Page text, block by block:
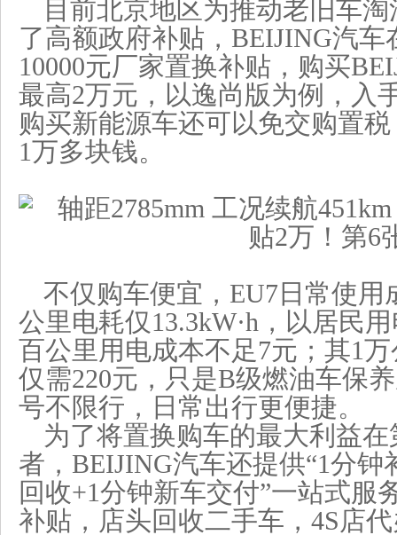
目前北京地区为推动老旧车
了高额政府补贴，BEIJING汽车
10000元厂家置换补贴，购买
最高2万元，以逸尚版为例，入
购买新能源车还可以免交购置
1万多块钱。
不仅购车便宜，EU7日常使用
公里电耗仅13.3kW·h，以居民
百公里用电成本不足7元；其1
仅需220元，只是B级燃油车保
号不限行，日常出行更便捷。
为了将置换购车的最大利益
者，BEIJING汽车还提供“1分钟
回收+1分钟新车交付”一站式服
补贴，店头回收二手车，4S店